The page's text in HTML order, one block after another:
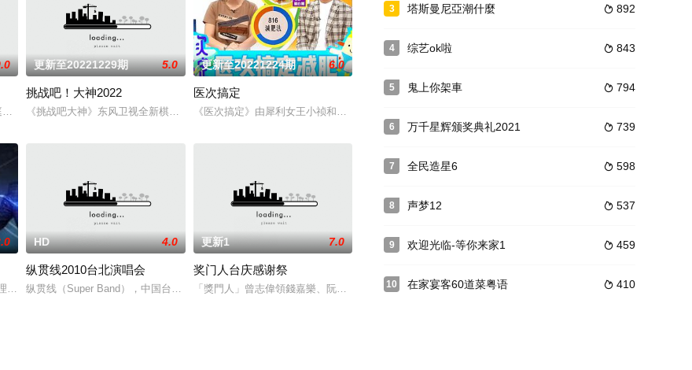
间9点播出。该节目专为各种同学族群量身订做，每集邀请12位来自不同学籍的
、彭慧中、黃婧靈(波波)組成「妳不是他隊」，出戰由陳曉華、孔德賢、陳星妤、林凱恩、陳懿德、蔡景行搭檔的「飛躍男女藝員隊」
更新至20221229期 5.0
挑战吧！大神2022
《挑战吧大神》东风卫视全新棋牌类益智型节目，由徐乃麟、熊熊主持，征求素人上节目方城之战拿奖金
更新至20221224期 6.0
医次搞定
《医次搞定》由犀利女王小祯和幽默帅气中医师陈峙嘉，将从中西医与心理层面探讨各式健康的疑难杂症，轻
持人为胡瓜、董至成、浩角翔起、谢忻、小娴。开播之初，播出时间为周日晚间八点至晚间
公道伯孙协志”，带领专家军团正式开张
HD 4.0
纵贯线2010台北演唱会
纵贯线（Super Band），中国台湾乐队，由罗大佑、李宗盛、周华健、张震岳组成。 2008年7月25日，纵贯线乐队成立；2009年3月7日，在台北
更新1 7.0
奖门人台庆感谢祭
「獎門人」曾志偉領錢嘉樂、阮兆祥、麥美恩、林秀怡、林正峰，率先帶來台慶的熱鬧歡樂氣氛，同時獻上
3  892
塔斯曼尼亞潮什麼
4  843
综艺ok啦
5  794
鬼上你架車
6  739
万千星辉颁奖典礼2021
7  598
全民造星6
8  537
声梦12
9  459
欢迎光临-等你来家1
10  410
在家宴客60道菜粤语